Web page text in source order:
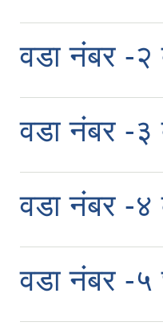
वडा नंबर -२
वडा नंबर -
वडा नंबर -
वडा नंबर -